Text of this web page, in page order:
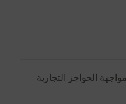
الحواجز التجارية